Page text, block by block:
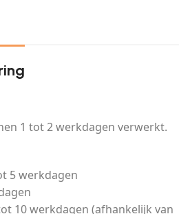
1 tot 2 werkdagen verwerkt.
5 werkdagen
10 werkdagen (afhankelijk van